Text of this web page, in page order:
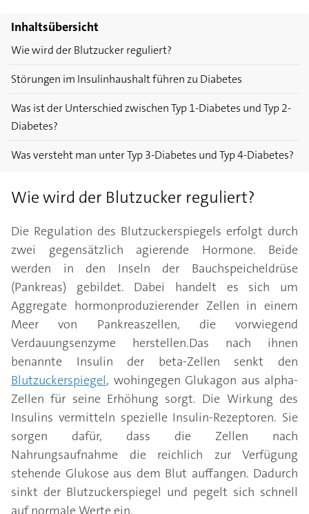
Inhaltsübersicht
Wie wird der Blutzucker reguliert?
Störungen im Insulinhaushalt führen zu Diabetes
Was ist der Unterschied zwischen Typ 1-Diabetes und Typ 2-
Diabetes?
Was versteht man unter Typ 3-Diabetes und Typ 4-Diabetes?
Wie wird der Blutzucker reguliert?
Die Regulation des Blutzuckerspiegels erfolgt durch
zwei gegensätzlich agierende Hormone. Beide
werden in den Inseln der Bauchspeicheldrüse
(Pankreas) gebildet. Dabei handelt es sich um
Aggregate hormonproduzierender Zellen in einem
Meer von Pankreaszellen, die vorwiegend
Verdauungsenzyme herstellen.Das nach ihnen
benannte Insulin der beta-Zellen senkt den
Blutzuckerspiegel, wohingegen Glukagon aus alpha-
Zellen für seine Erhöhung sorgt. Die Wirkung des
Insulins vermitteln spezielle Insulin-Rezeptoren. Sie
sorgen dafür, dass die Zellen nach
Nahrungsaufnahme die reichlich zur Verfügung
stehende Glukose aus dem Blut auffangen. Dadurch
sinkt der Blutzuckerspiegel und pegelt sich schnell
auf normale Werte ein.